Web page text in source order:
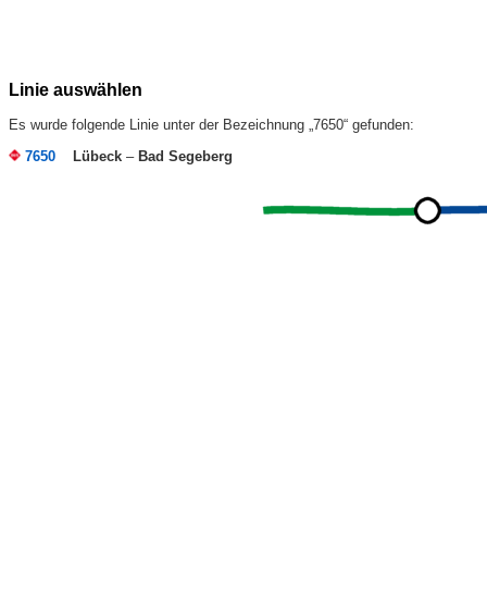
Linie auswählen
Es wurde folgende Linie unter der Bezeichnung „7650“ gefunden:
7650
Lübeck– Bad Segeberg